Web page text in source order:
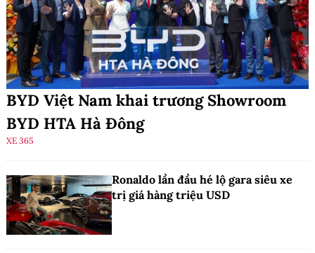
BYD Việt Nam khai trương Showroom
BYD HTA Hà Đông
XE 365
Ronaldo lần đầu hé lộ gara siêu xe
trị giá hàng triệu USD